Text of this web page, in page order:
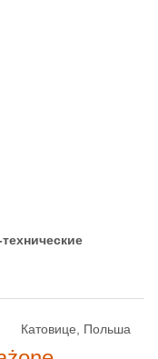
Катовице, Польша